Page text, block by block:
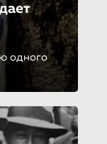
одного